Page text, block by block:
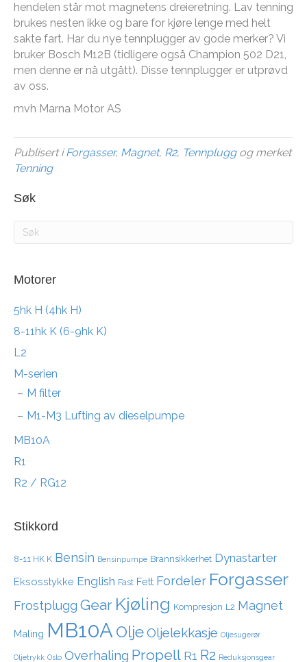
hendelen står mot magnetens dreieretning. Lav tenning
brukes nesten ikke og bare for kjøre lenge med helt
sakte fart. Har du nye tennplugger av gode merker? Vi
bruker Bosch M12B (tidligere også Champion 502 D21,
men denne er nå utgått). Disse tennplugger er utprøvd
av oss.
mvh Marna Motor AS
Publisert iForgasser, Magnet, R2, Tennpluggog merket
Tenning
Søk
Motorer
5hk H (4hk H)
8-11hk K (6-9hk K)
L2
M-serien
M filter
M1-M3 Lufting av dieselpumpe
MB10A
R1
R2 / RG12
Stikkord
8-11 HK K Bensin Bensinpumpe Brannsikkerhet Dynastarter
Eksosstykke English Fast Fett Fordeler Forgasser
Frostplugg Gear Kjøling Kompresjon L2 Magnet
Maling MB10AOljeOljelekkasje Oljesugerør
Oljetrykk Oslo Overhaling Propell R1 R2 Reduksjonsgear